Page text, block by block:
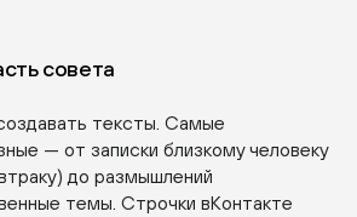
совета
тексты. Самые
— от записки близкому человеку
до размышлений
темы. Строчки вКонтакте